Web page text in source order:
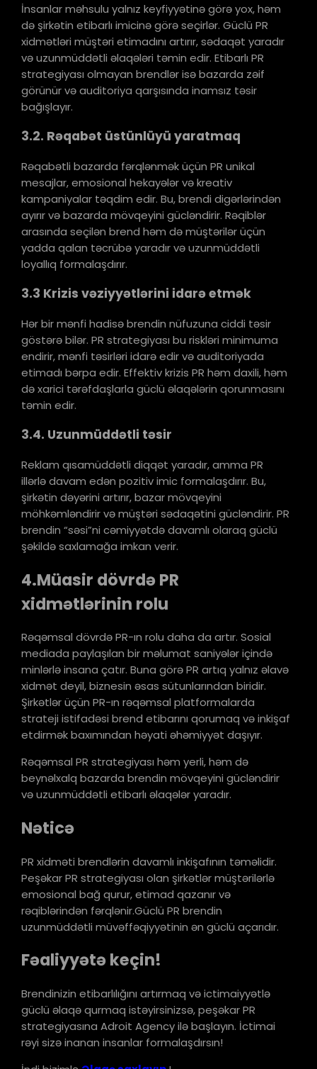
İnsanlar məhsulu yalnız keyfiyyətinə görə yox, həm
də şirkətin etibarlı imicinə görə seçirlər. Güclü PR
xidmətləri müştəri etimadını artırır, sədaqət yaradır
və uzunmüddətli əlaqələri təmin edir. Etibarlı PR
strategiyası olmayan brendlər isə bazarda zəif
görünür və auditoriya qarşısında inamsız təsir
bağışlayır.
3.2. Rəqabət üstünlüyü yaratmaq
Rəqabətli bazarda fərqlənmək üçün PR unikal
mesajlar, emosional hekayələr və kreativ
kampaniyalar təqdim edir. Bu, brendi digərlərindən
ayırır və bazarda mövqeyini gücləndirir. Rəqiblər
arasında seçilən brend həm də müştərilər üçün
yadda qalan təcrübə yaradır və uzunmüddətli
loyallıq formalaşdırır.
3.3 Krizis vəziyyətlərini idarə etmək
Hər bir mənfi hadisə brendin nüfuzuna ciddi təsir
göstərə bilər. PR strategiyası bu riskləri minimuma
endirir, mənfi təsirləri idarə edir və auditoriyada
etimadı bərpa edir. Effektiv krizis PR həm daxili, həm
də xarici tərəfdaşlarla güclü əlaqələrin qorunmasını
təmin edir.
3.4. Uzunmüddətli təsir
Reklam qısamüddətli diqqət yaradır, amma PR
illərlə davam edən pozitiv imic formalaşdırır. Bu,
şirkətin dəyərini artırır, bazar mövqeyini
möhkəmləndirir və müştəri sədaqətini gücləndirir. PR
brendin “səsi”ni cəmiyyətdə davamlı olaraq güclü
şəkildə saxlamağa imkan verir.
4.Müasir dövrdə PR
xidmətlərinin rolu
Rəqəmsal dövrdə PR-ın rolu daha da artır. Sosial
mediada paylaşılan bir məlumat saniyələr içində
minlərlə insana çatır. Buna görə PR artıq yalnız əlavə
xidmət deyil, biznesin əsas sütunlarından biridir.
Şirkətlər üçün PR-ın rəqəmsal platformalarda
strateji istifadəsi brend etibarını qorumaq və inkişaf
etdirmək baxımından həyati əhəmiyyət daşıyır.
Rəqəmsal PR strategiyası həm yerli, həm də
beynəlxalq bazarda brendin mövqeyini gücləndirir
və uzunmüddətli etibarlı əlaqələr yaradır.
Nəticə
PR xidməti brendlərin davamlı inkişafının təməlidir.
Peşəkar PR strategiyası olan şirkətlər müştərilərlə
emosional bağ qurur, etimad qazanır və
rəqiblərindən fərqlənir.Güclü PR brendin
uzunmüddətli müvəffəqiyyətinin ən güclü açarıdır.
Fəaliyyətə keçin!
Brendinizin etibarlılığını artırmaq və ictimaiyyətlə
güclü əlaqə qurmaq istəyirsinizsə, peşəkar PR
strategiyasına Adroit Agency ilə başlayın. İctimai
rəyi sizə inanan insanlar formalaşdırsın!